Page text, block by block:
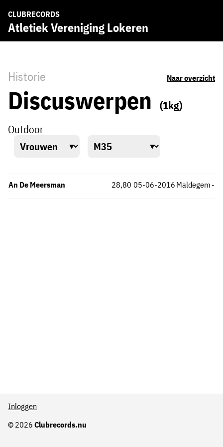
CLUBRECORDS
Atletiek Vereniging Lokeren
Historie Naar overzicht
Discuswerpen
(1kg)
Outdoor
An De Meersman Maldegem
28,80 -
05-06-2016
© 2026 Clubrecords.nu
Inloggen